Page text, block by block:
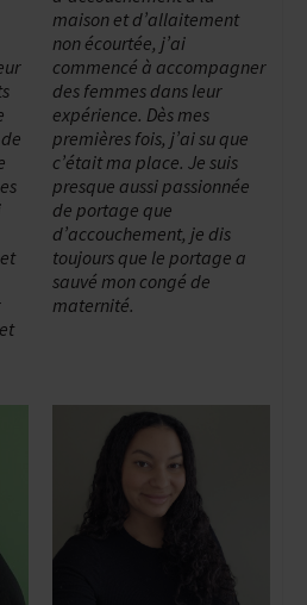
maison et d’allaitement
non écourtée, j’ai
commencé à accompagner
des femmes dans leur
expérience. Dès mes
premières fois, j’ai su que
c’était ma place. Je suis
presque aussi passionnée
de portage que
d’accouchement, je dis
toujours que le portage a
sauvé mon congé de
maternité.